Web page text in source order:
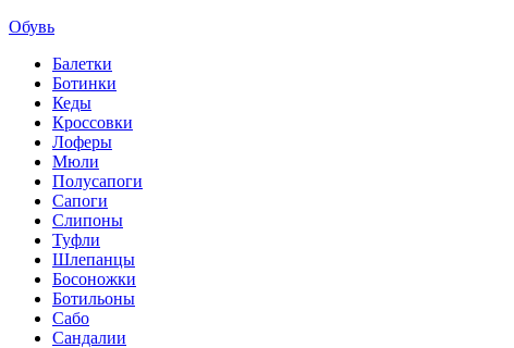
Обувь
Балетки
Ботинки
Кеды
Кроссовки
Лоферы
Мюли
Полусапоги
Сапоги
Слипоны
Туфли
Шлепанцы
Босоножки
Ботильоны
Сабо
Сандалии